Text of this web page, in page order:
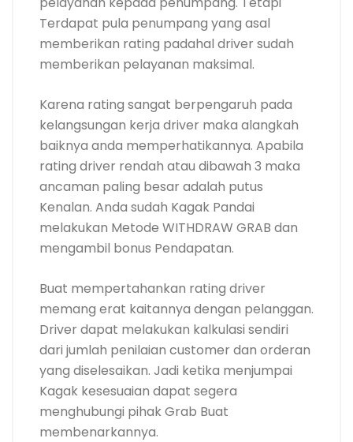
Terdapat pula penumpang yang asal
memberikan rating padahal driver sudah
memberikan pelayanan maksimal.
Karena rating sangat berpengaruh pada
kelangsungan kerja driver maka alangkah
baiknya anda memperhatikannya. Apabila
rating driver rendah atau dibawah 3 maka
ancaman paling besar adalah putus
Kenalan. Anda sudah Kagak Pandai
melakukan Metode WITHDRAW GRAB dan
mengambil bonus Pendapatan.
Buat mempertahankan rating driver
memang erat kaitannya dengan pelanggan.
Driver dapat melakukan kalkulasi sendiri
dari jumlah penilaian customer dan orderan
yang diselesaikan. Jadi ketika menjumpai
Kagak kesesuaian dapat segera
menghubungi pihak Grab Buat
membenarkannya.